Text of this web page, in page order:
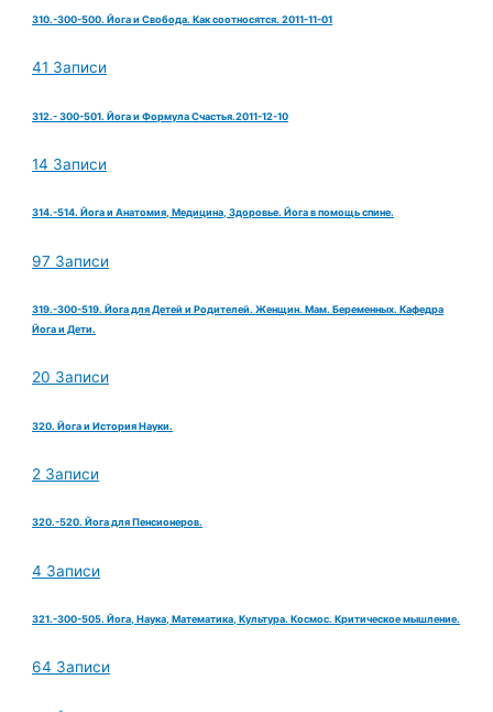
310.-300-500. Йога и Свобода. Как соотносятся. 2011-11-01
41 Записи
312.- 300-501. Йога и Формула Счастья.2011-12-10
14 Записи
314.-514. Йога и Анатомия, Медицина, Здоровье. Йога в помощь спине.
97 Записи
319.-300-519. Йога для Детей и Родителей. Женщин. Мам. Беременных. Кафедра
Йога и Дети.
20 Записи
320. Йога и История Науки.
2 Записи
320.-520. Йога для Пенсионеров.
4 Записи
321.-300-505. Йога, Наука, Математика, Культура. Космос. Критическое мышление.
64 Записи